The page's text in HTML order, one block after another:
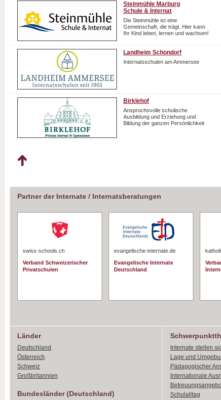
Steinmühle Marburg
Schule & Internat
Die Steinmühle ist eine
Gemeinschaft, die trägt. Hier kann
Ihr Kind leben, lernen und wachsen!
Landheim Schondorf
Internatsschulen am Ammersee
Birklehof
Anspruchsvolle schulische
Ausbildung und Erziehung und
Bildung der ganzen Persönlichkeit
Partner der Internate / Internatsberatungen
swiss-schools.ch
Verband Schweizerischer
Privatschulen
evangelische-internate.de
Evangelische Internate
Deutschland
Länder
Deutschland
Österreich
Schweiz
Großbritannien
Bundesländer (Deutschland)
Internate stellen
Lage und
Pädagogischer
Internationale
Schulalltag